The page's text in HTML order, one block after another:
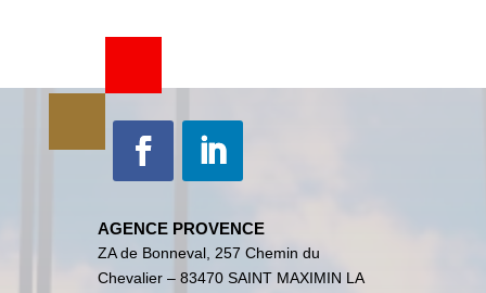
AGENCE PROVENCE
ZA de Bonneval, 257 Chemin du
Chevalier – 83470 SAINT MAXIMIN LA